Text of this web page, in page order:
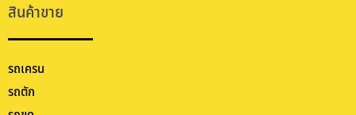
สินค้าขาย
รถเครน
รถตัก